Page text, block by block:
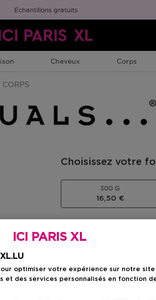
Échantillons gratuits
Cheveux Corps
Choisissez votre
300 G
Prix du produit
16,50 €
Prix du
16,50 €
ICI PARIS XL
optimiser votre expérience sur notre
et des services personnalisés en fonction